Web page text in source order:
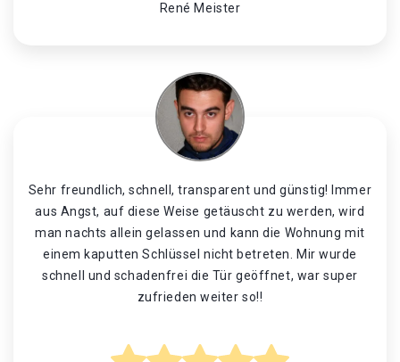
René Meister
Sehr freundlich, schnell, transparent und günstig! Immer
aus Angst, auf diese Weise getäuscht zu werden, wird
man nachts allein gelassen und kann die Wohnung mit
einem kaputten Schlüssel nicht betreten. Mir wurde
schnell und schadenfrei die Tür geöffnet, war super
zufrieden weiter so!!